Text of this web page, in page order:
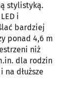
stylistyką.
i
bardziej
ponad 4,6 m
niż
dla rodzin
na dłuższe